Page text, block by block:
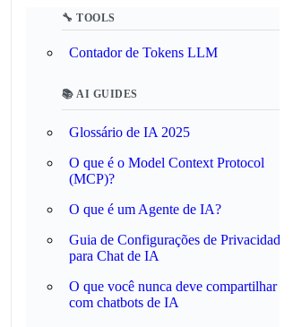
🔧 TOOLS
Contador de Tokens LLM
📚 AI GUIDES
Glossário de IA 2025
O que é o Model Context Protocol
(MCP)?
O que é um Agente de IA?
Guia de Configurações de Privacidade
para Chat de IA
O que você nunca deve compartilhar
com chatbots de IA